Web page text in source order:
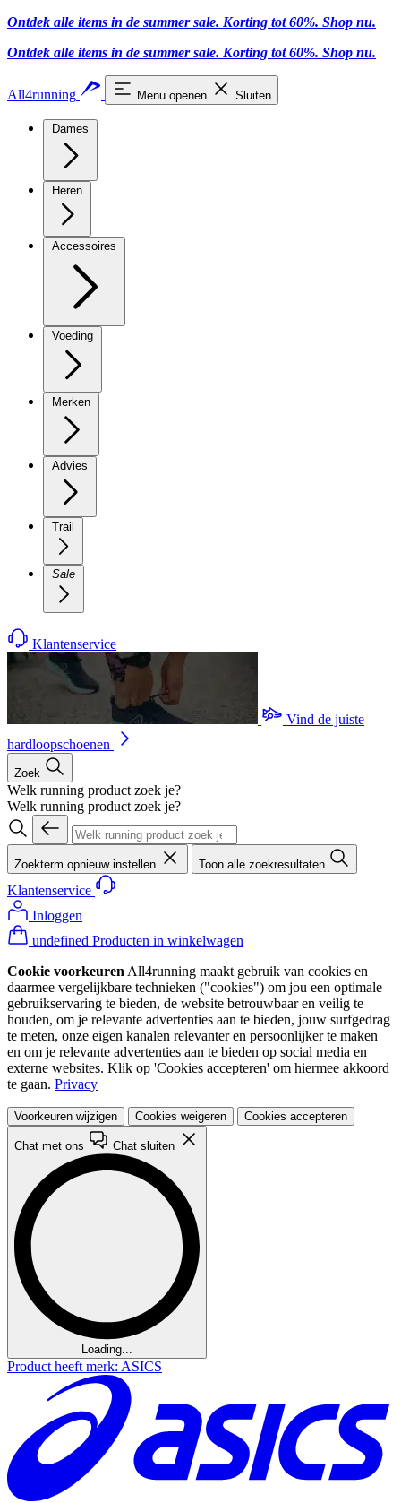
Ontdek alle items in de summer sale. Korting tot 60%. Shop nu.
Ontdek alle items in de summer sale. Korting tot 60%. Shop nu.
All4running Menu openen Sluiten
Dames
Heren
Accessoires
Voeding
Merken
Advies
Trail
Sale
Klantenservice
Vind de juiste
hardloopschoenen
Zoek
Welk running product zoek je?
Welk running product zoek je?
Zoekterm opnieuw instellen Toon alle zoekresultaten
Klantenservice
Inloggen
undefined Producten in winkelwagen
Cookie voorkeuren All4running maakt gebruik van cookies en
daarmee vergelijkbare technieken ("cookies") om jou een optimale
gebruikservaring te bieden, de website betrouwbaar en veilig te
houden, om je relevante advertenties aan te bieden, jouw surfgedrag
te meten, onze eigen kanalen relevanter en persoonlijker te maken
en om je relevante advertenties aan te bieden op social media en
externe websites. Klik op 'Cookies accepteren' om hiermee akkoord
te gaan. Privacy
Voorkeuren wijzigen Cookies weigeren Cookies accepteren
Chat met ons Chat sluiten
Loading...
Product heeft merk: ASICS